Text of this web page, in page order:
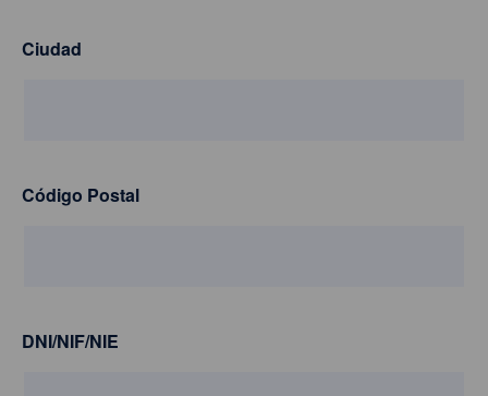
Ciudad
Código Postal
DNI/NIF/NIE